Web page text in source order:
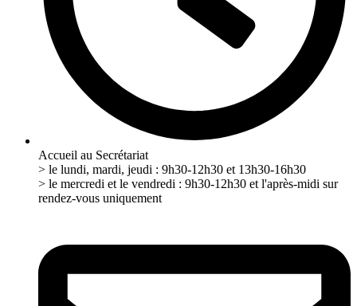
Accueil au Secrétariat
> le lundi, mardi, jeudi : 9h30-12h30 et 13h30-16h30
> le mercredi et le vendredi : 9h30-12h30 et l'après-midi sur
rendez-vous uniquement